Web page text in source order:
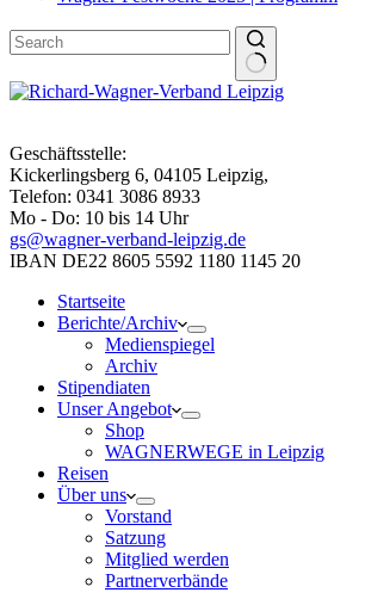
Geschäftsstelle:
Kickerlingsberg 6, 04105 Leipzig,
Telefon: 0341 3086 8933
Mo - Do: 10 bis 14 Uhr
gs@wagner-verband-leipzig.de
IBAN DE22 8605 5592 1180 1145 20
Startseite
Berichte/Archiv
Medienspiegel
Archiv
Stipendiaten
Unser Angebot
Shop
WAGNERWEGE in Leipzig
Reisen
Über uns
Vorstand
Satzung
Mitglied werden
Partnerverbände